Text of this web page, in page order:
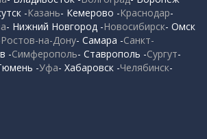
-Казань- Кемерово -Краснодар-
- Нижний Новгород -Новосибирск- Омск
Ростов-на-Дону- Самара -Санкт-
-Симферополь- Ставрополь -Сургут-
-Уфа- Хабаровск -Челябинск-